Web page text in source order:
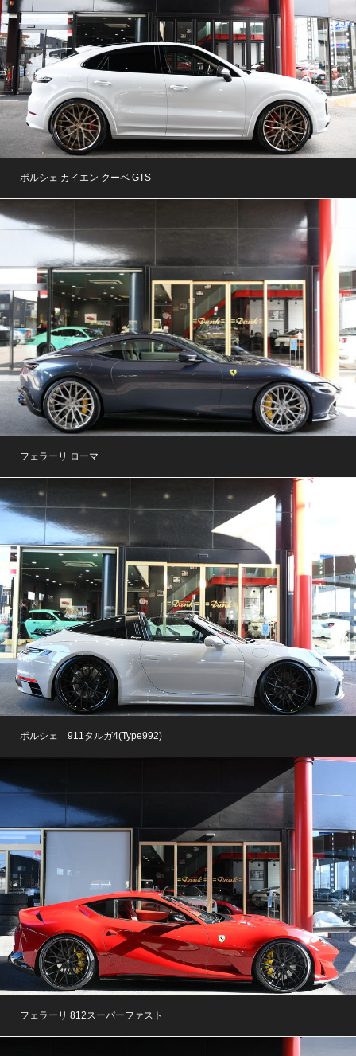
ポルシェ カイエン クーペ GTS
フェラーリ ローマ
ポルシェ 911タルガ4(Type992)
フェラーリ 812スーパーファスト